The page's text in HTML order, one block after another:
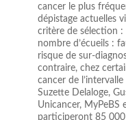
cancer le plus
dépistage actuelles
critère de sélection :
nombre d’écueils :
risque de sur-
contraire, chez
cancer de
Suzette Delaloge,
Unicancer, MyPeBS
participeront 85